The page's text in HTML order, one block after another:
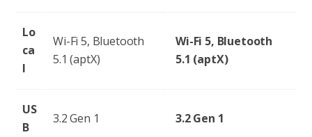
Lo
ca
l
Wi-Fi 5, Bluetooth
5.1 (aptX)
Wi-Fi 5, Bluetooth
5.1 (aptX)
US
B
3.2 Gen 1 3.2 Gen 1